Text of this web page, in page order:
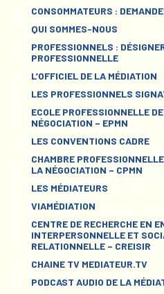
CONSOMMATEURS :
QUI SOMMES-NOUS
PROFESSIONNELS :
PROFESSIONNELLE
L’OFFICIEL DE LA MÉDIATION
LES PROFESSIONNELS
ECOLE PROFESSIONNELLE
NÉGOCIATION – EPMN
LES CONVENTIONS CADRE
CHAMBRE
LA NÉGOCIATION – CPMN
LES MÉDIATEURS
VIAMÉDIATION
CENTRE DE RECHERCHE EN
INTERPERSONNELLE ET
RELATIONNELLE – CREISIR
CHAINE TV MEDIATEUR.TV
PODCAST AUDIO DE LA